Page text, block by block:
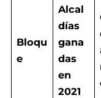
Bloqu
e
Alcal
días
gana
das
en
2021